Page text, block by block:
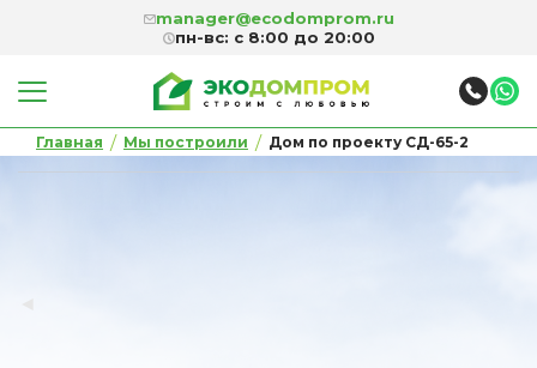
manager@ecodomprom.ru
пн-вс: с 8:00 до 20:00
Главная / Мы построили / Дом по проекту СД-65-2